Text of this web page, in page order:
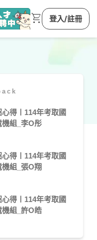
心得〡114年考取國
機組_李O彤
心得〡114年考取國
組_張O翔
心得〡114年考取國
機組_許O皓
shopping_cart 登入/註冊